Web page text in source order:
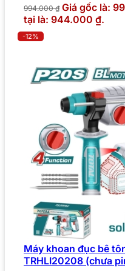
994.000₫ Giá gốc là:
tại là: 944.000 ₫.
-12%
Máy khoan đục bê
TRHLI20208 (chưa